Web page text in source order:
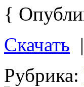
{
Скачать |
Рубрика: